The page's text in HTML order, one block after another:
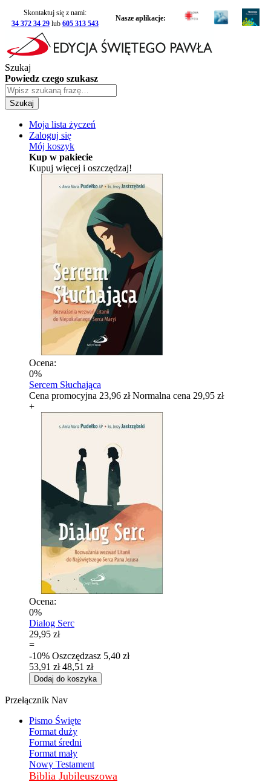
Skontaktuj się z nami:
34 372 34 29 lub 605 313 543
Nasze aplikacje:
Szukaj
Powiedz czego szukasz
Szukaj
Moja lista życzeń
Zaloguj się
Mój koszyk
Kup w pakiecie
Kupuj więcej i oszczędzaj!
Ocena:
0%
Sercem Słuchająca
Cena promocyjna 23,96 zł Normalna cena 29,95 zł
+
Ocena:
0%
Dialog Serc
29,95 zł
=
-10% Oszczędzasz 5,40 zł
53,91 zł 48,51 zł
Dodaj do koszyka
Przełącznik Nav
Pismo Święte
Format duży
Format średni
Format mały
Nowy Testament
Biblia Jubileuszowa